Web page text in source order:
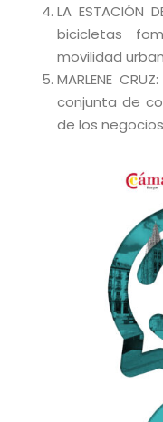
LA ESTACIÓN
bicicletas
movilidad
MARLENE
conjunta de
de los